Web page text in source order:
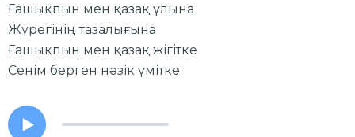
Ғашықпын мен қазақ ұлына
Жүрегінің тазалығына
Ғашықпын мен қазақ жігітке
Сенім берген нәзік үмітке.